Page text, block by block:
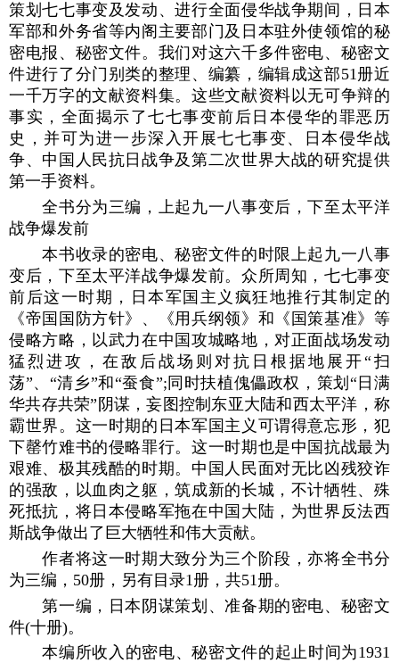
策划七七事变及发动、进行全面侵华战争期间，日本
军部和外务省等内阁主要部门及日本驻外使领馆的秘
密电报、秘密文件。我们对这六千多件密电、秘密文
件进行了分门别类的整理、编纂，编辑成这部51册近
一千万字的文献资料集。这些文献资料以无可争辩的
事实，全面揭示了七七事变前后日本侵华的罪恶历
史，并可为进一步深入开展七七事变、日本侵华战
争、中国人民抗日战争及第二次世界大战的研究提供
第一手资料。
全书分为三编，上起九一八事变后，下至太平洋
战争爆发前
本书收录的密电、秘密文件的时限上起九一八事
变后，下至太平洋战争爆发前。众所周知，七七事变
前后这一时期，日本军国主义疯狂地推行其制定的
《帝国国防方针》、《用兵纲领》和《国策基准》等
侵略方略，以武力在中国攻城略地，对正面战场发动
猛烈进攻，在敌后战场则对抗日根据地展开“扫
荡”、“清乡”和“蚕食”;同时扶植傀儡政权，策划“日满
华共存共荣”阴谋，妄图控制东亚大陆和西太平洋，称
霸世界。这一时期的日本军国主义可谓得意忘形，犯
下罄竹难书的侵略罪行。这一时期也是中国抗战最为
艰难、极其残酷的时期。中国人民面对无比凶残狡诈
的强敌，以血肉之躯，筑成新的长城，不计牺牲、殊
死抵抗，将日本侵略军拖在中国大陆，为世界反法西
斯战争做出了巨大牺牲和伟大贡献。
作者将这一时期大致分为三个阶段，亦将全书分
为三编，50册，另有目录1册，共51册。
第一编，日本阴谋策划、准备期的密电、秘密文
件(十册)。
本编所收入的密电、秘密文件的起止时间为1931